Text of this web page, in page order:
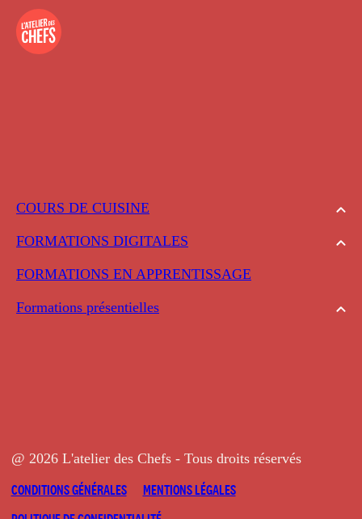
COURS DE CUISINE
FORMATIONS DIGITALES
FORMATIONS EN APPRENTISSAGE
Formations présentielles
@ 2026 L'atelier des Chefs - Tous droits réservés
CONDITIONS GÉNÉRALES
MENTIONS LÉGALES